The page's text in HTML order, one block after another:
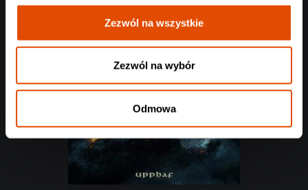
Zezwól na wszystkie
Zezwól na wybór
Odmowa